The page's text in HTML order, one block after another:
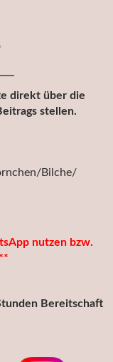
direkt über die
stellen.
Bilche/
nutzen bzw.
Bereitschaft